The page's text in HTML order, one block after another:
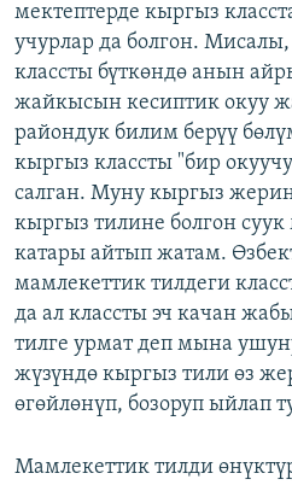
мектептерде кыргыз
учурлар да болгон.
классты бүткөндө анын
жайкысын кесиптик окуу
райондук билим берүү
кыргыз классты "бир
салган. Муну кыргыз
кыргыз тилине болгон
катары айтып жатам.
мамлекеттик тилдеги
да ал классты эч качан
тилге урмат деп мына
жүзүндө кыргыз тили өз
өгөйлөнүп, бозоруп ыйлап
Мамлекеттик тилди